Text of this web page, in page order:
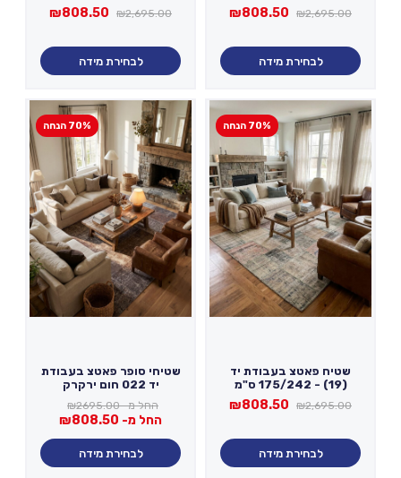
₪2,695.00
המחיר
₪2,695.00.
₪808.50
המחיר
₪808.50.
לבחירת מידה
₪2,695.00
המחיר
₪2,695.00.
₪808.50
המחיר
לבחירת מידה
70% הנחה
שטיח פאטצ בעבודת יד
(19) - 175/242 ס"מ
₪2,695.00
המחיר
היה:
₪2,695.00.
₪808.50
המחיר
₪808.50.
לבחירת מידה
70% הנחה
שטיחי סופר פאטצ בעבודת
יד 022 חום ירקרק
החל מ- ₪2695.00
החל מ- ₪808.50
לבחירת מידה